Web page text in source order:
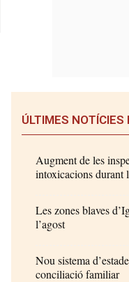
ÚLTIMES NOTÍCIES
Augment de les
intoxicacions durant
Les zones blaves
l’agost
Nou sistema
conciliació familiar